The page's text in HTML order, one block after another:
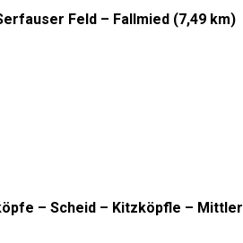
Feld – Fallmied (7,49 km)
– Scheid – Kitzköpfle –